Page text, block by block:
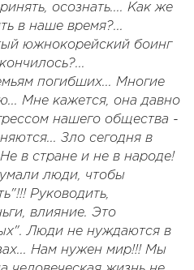
осознать.... Как же
в наше время?...
южнокорейский боинг
погибших... Многие
Мне кажется, она давно
нашего общества -
Зло сегодня в
в стране и не в народе!
люди, чтобы
Руководить,
влияние. Это
Люди не нуждаются в
Нам нужен мир!!! Мы